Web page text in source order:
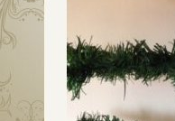
verf
en
gematteerd